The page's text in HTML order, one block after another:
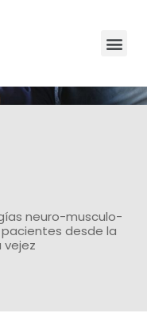
neuro-musculo-
desde la
vejez